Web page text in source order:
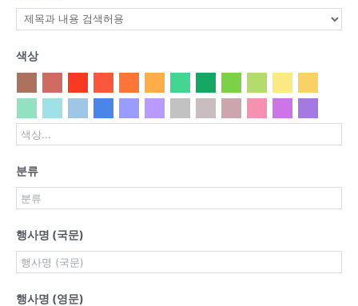
색상
분류
행사명 (국문)
행사명 (영문)